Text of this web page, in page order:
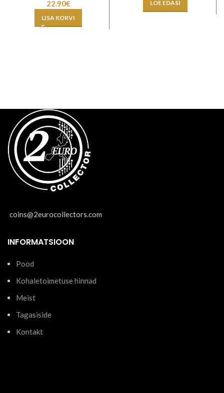
22.90€
LISA KORVI
LOE EDASI
coins@2eurocollectors.com
INFORMATSIOON
Pood
Kohaletoimetuse hinnad
Meist
Tagasiside
Kontakt